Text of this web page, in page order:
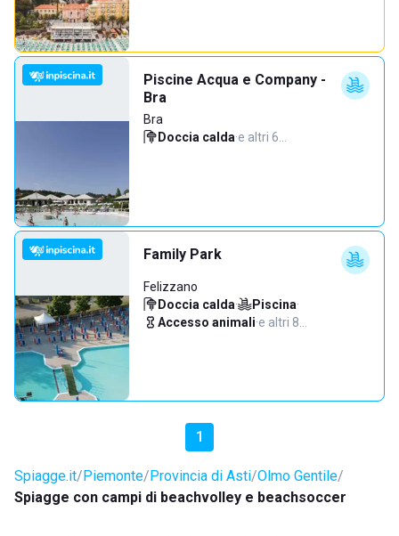
Piscine Acqua e Company -
Bra
Bra
Doccia calda·e altri 6…
Family Park
Felizzano
Doccia calda· Piscina·
Accesso animali·e altri 8…
1
Spiagge.it Piemonte Provincia di Asti Olmo Gentile
Spiagge con campi di beachvolley e beachsoccer